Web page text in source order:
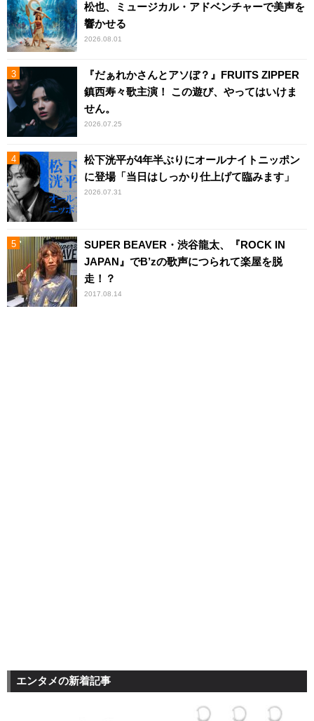
松也、ミュージカル・アドベンチャーで美声を
響かせる
2026.08.01
『だぁれかさんとアソぼ？』FRUITS ZIPPER
鎮西寿々歌主演！ この遊び、やってはいけま
せん。
2026.07.25
松下洸平が4年半ぶりにオールナイトニッポン
に登場「当日はしっかり仕上げて臨みます」
2026.07.31
SUPER BEAVER・渋谷龍太、『ROCK IN
JAPAN』でB’zの歌声につられて楽屋を脱
走！？
2017.08.14
エンタメの新着記事